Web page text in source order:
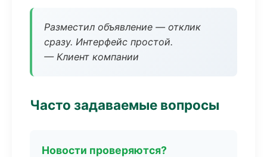
Разместил объявление — отклик
сразу. Интерфейс простой.
— Клиент компании
Часто задаваемые вопросы
Новости проверяются?